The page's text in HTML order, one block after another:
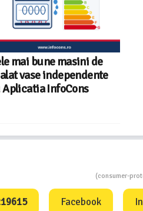
InfoCons – Cum sa
masina de spalat vase
(consumer-
Facebook